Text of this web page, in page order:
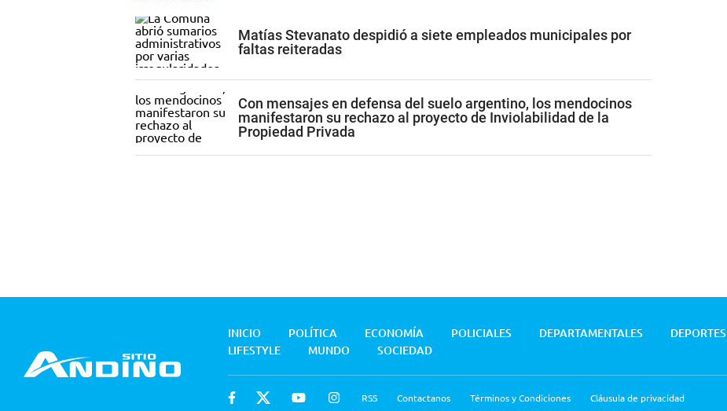
Matías Stevanato despidió a siete empleados municipales por
faltas reiteradas
Con mensajes en defensa del suelo argentino, los mendocinos
manifestaron su rechazo al proyecto de Inviolabilidad de la
Propiedad Privada
INICIO POLÍTICA ECONOMÍA POLICIALES DEPARTAMENTALES DEPORTES
LIFESTYLE
MUNDO SOCIEDAD
RSS Contactanos Términos y Condiciones Cláusula de privacidad